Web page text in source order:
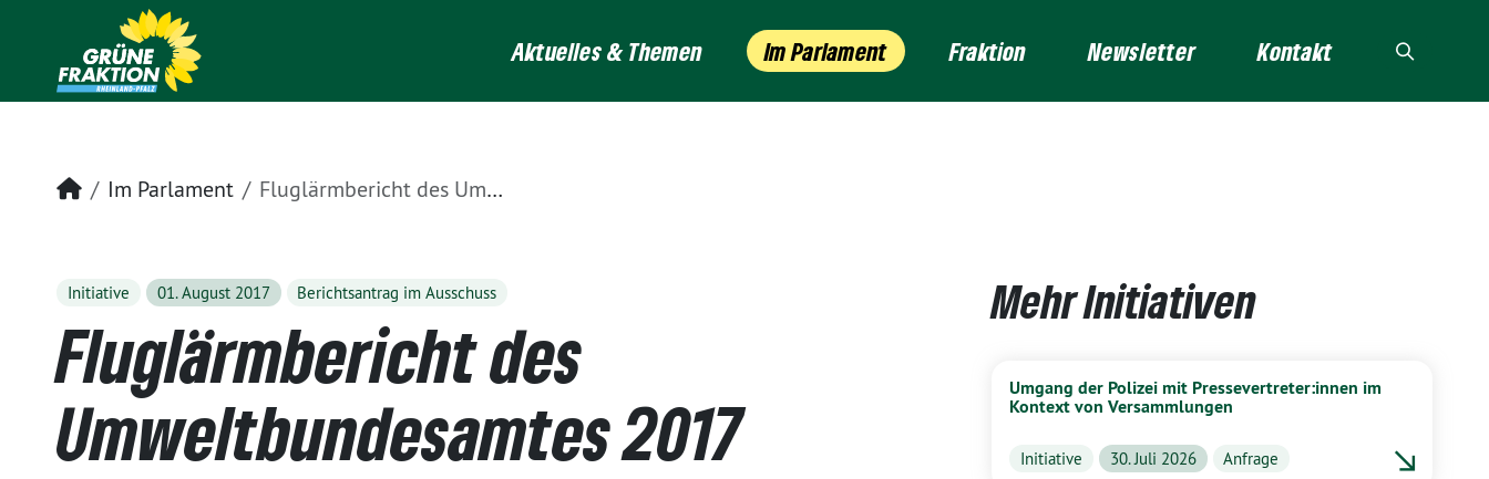
Aktuelles & Themen Im Parlament Fraktion Newsletter Kontakt
Startseite
Im Parlament Fluglärmbericht des Umweltbundesamtes 2017
Initiative 01. August 2017 Berichtsantrag im Ausschuss
Fluglärmbericht des
Umweltbundesamtes 2017
Mehr Initiativen
Umgang der Polizei mit Pressevertreter:innen im
Kontext von Versammlungen
Initiative 30. Juli 2026 Anfrage